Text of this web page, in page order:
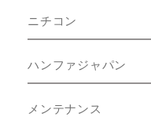
ニチコン
ハンファジャパン
メンテナンス